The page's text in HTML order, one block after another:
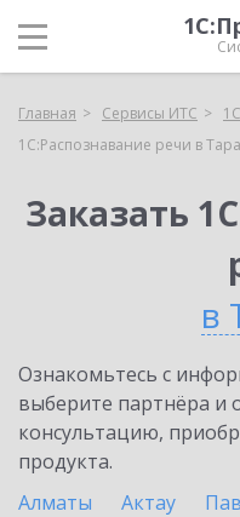
Главная Сервисы ИТС
1С:Распознавание речи в
Заказать
в
Ознакомьтесь с
выберите партнёра и
консультацию,
продукта.
Алматы
Актау